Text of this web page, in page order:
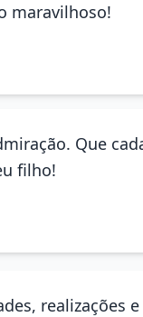
maravilhoso!
Que
filho!
realizações